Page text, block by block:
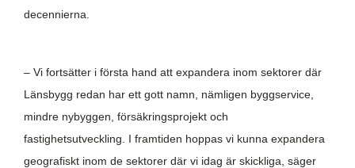
decennierna.
– Vi fortsätter i första hand att expandera inom sektorer där
Länsbygg redan har ett gott namn, nämligen byggservice,
mindre nybyggen, försäkringsprojekt och
fastighetsutveckling. I framtiden hoppas vi kunna expandera
geografiskt inom de sektorer där vi idag är skickliga, säger